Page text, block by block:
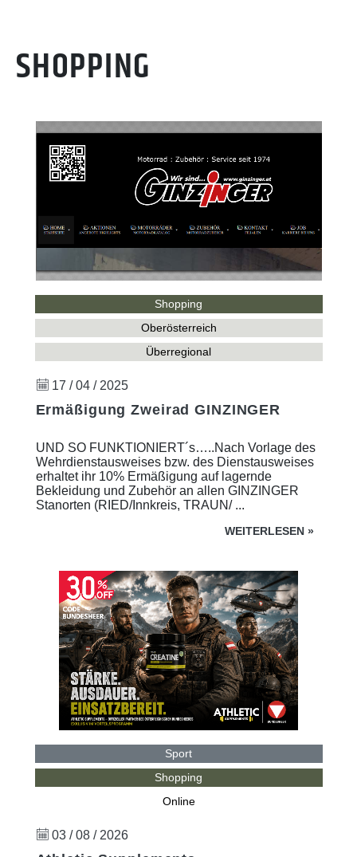
SHOPPING
Shopping
Oberösterreich
Überregional
17 / 04 / 2025
Ermäßigung Zweirad GINZINGER
UND SO FUNKTIONIERT´s…..Nach Vorlage des
Wehrdienstausweises bzw. des Dienstausweises
erhaltet ihr 10% Ermäßigung auf lagernde
Bekleidung und Zubehör an allen GINZINGER
Stanorten (RIED/Innkreis, TRAUN/ ...
WEITERLESEN »
Sport
Shopping
Online
03 / 08 / 2026